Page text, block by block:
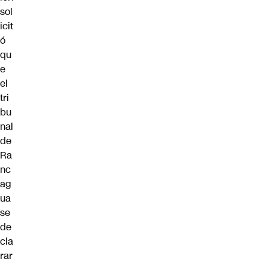
sol
icit
ó
qu
e
el
tri
bu
nal
de
Ra
nc
ag
ua
se
de
cla
rar